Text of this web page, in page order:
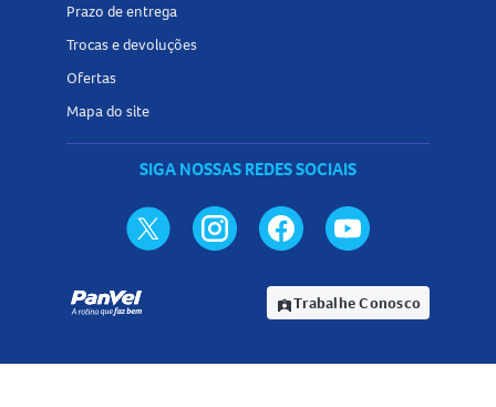
Prazo de entrega
Trocas e devoluções
Ofertas
Mapa do site
SIGA NOSSAS REDES SOCIAIS
assignment_indTrabalhe Conosco